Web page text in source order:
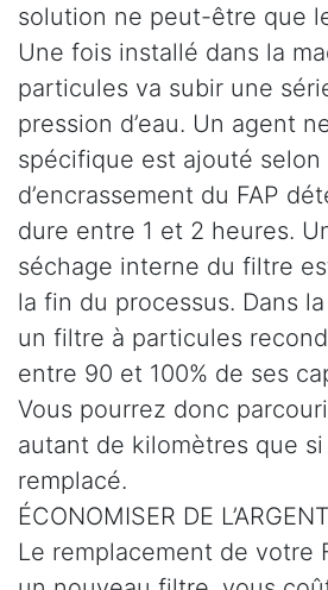
solution ne peut-être que
Une fois installé dans la
particules va subir une
pression d’eau. Un agent
spécifique est ajouté selon
d’encrassement du FAP
dure entre 1 et 2 heures.
séchage interne du filtre
la fin du processus. Dans
un filtre à particules
entre 90 et 100% de ses
Vous pourrez donc
autant de kilomètres que si
remplacé.
ÉCONOMISER DE L’ARGENT
Le remplacement de votre